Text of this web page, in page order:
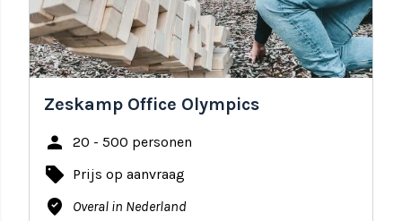
Zeskamp Office Olympics
person 20 - 500 personen
local_offer Prijs op aanvraag
where_to_vote Overal in Nederland